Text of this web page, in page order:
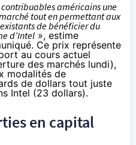
américains une
tout en permettant aux
de bénéficier du
d’Intel », estime
. Ce prix représente
au cours actuel
des marchés lundi),
modalités de
de dollars tout juste
Intel (23 dollars).
en capital